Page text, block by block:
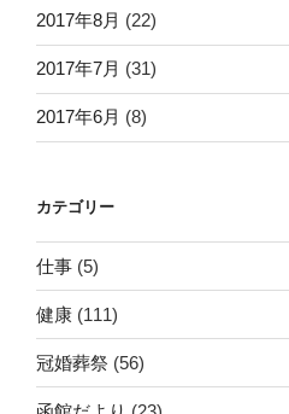
2017年8月 (22)
2017年7月 (31)
2017年6月 (8)
カテゴリー
仕事 (5)
健康 (111)
冠婚葬祭 (56)